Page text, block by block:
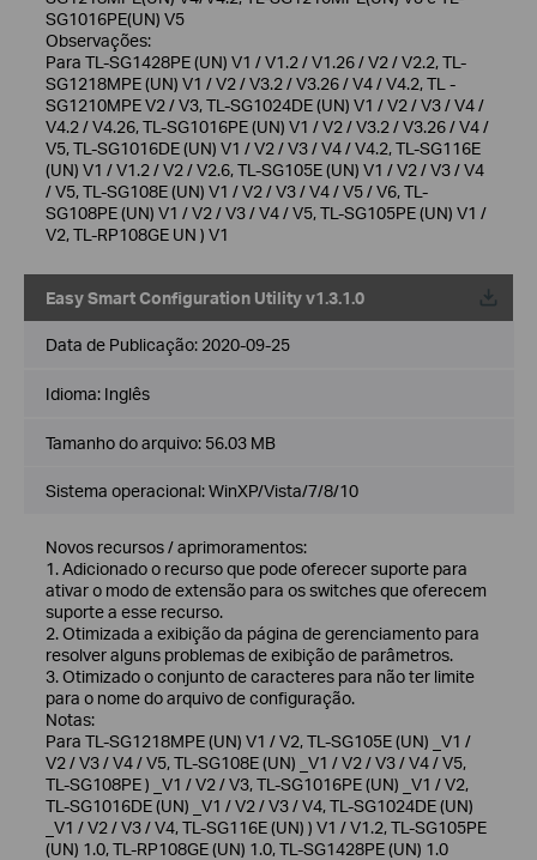
SG1016PE(UN) V5
Observações:
Para TL-SG1428PE (UN) V1 / V1.2 / V1.26 / V2 / V2.2, TL-
SG1218MPE (UN) V1 / V2 / V3.2 / V3.26 / V4 / V4.2, TL -
SG1210MPE V2 / V3, TL-SG1024DE (UN) V1 / V2 / V3 / V4 /
V4.2 / V4.26, TL-SG1016PE (UN) V1 / V2 / V3.2 / V3.26 / V4 /
V5, TL-SG1016DE (UN) V1 / V2 / V3 / V4 / V4.2, TL-SG116E
(UN) V1 / V1.2 / V2 / V2.6, TL-SG105E (UN) V1 / V2 / V3 / V4
/ V5, TL-SG108E (UN) V1 / V2 / V3 / V4 / V5 / V6, TL-
SG108PE (UN) V1 / V2 / V3 / V4 / V5, TL-SG105PE (UN) V1 /
V2, TL-RP108GE UN ) V1
Easy Smart Configuration Utility v1.3.1.0
Data de Publicação: 2020-09-25
Idioma: Inglês
Tamanho do arquivo: 56.03 MB
Sistema operacional: WinXP/Vista/7/8/10
Novos recursos / aprimoramentos:
1. Adicionado o recurso que pode oferecer suporte para
ativar o modo de extensão para os switches que oferecem
suporte a esse recurso.
2. Otimizada a exibição da página de gerenciamento para
resolver alguns problemas de exibição de parâmetros.
3. Otimizado o conjunto de caracteres para não ter limite
para o nome do arquivo de configuração.
Notas:
Para TL-SG1218MPE (UN) V1 / V2, TL-SG105E (UN) _V1 /
V2 / V3 / V4 / V5, TL-SG108E (UN) _V1 / V2 / V3 / V4 / V5,
TL-SG108PE ) _V1 / V2 / V3, TL-SG1016PE (UN) _V1 / V2,
TL-SG1016DE (UN) _V1 / V2 / V3 / V4, TL-SG1024DE (UN)
_V1 / V2 / V3 / V4, TL-SG116E (UN) ) V1 / V1.2, TL-SG105PE
(UN) 1.0, TL-RP108GE (UN) 1.0, TL-SG1428PE (UN) 1.0